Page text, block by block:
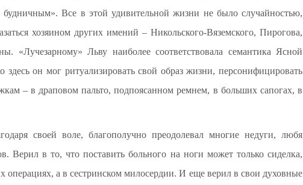
будничным». Все в этой удивительной жизни не было случайностью,
хозяином других имений – Никольского-Вяземского, Пирогова,
Льву наиболее соответствовала семантика Ясной
он мог ритуализировать свой образ жизни, персонифицировать
– в драповом пальто, подпоясанном ремнем, в больших сапогах, в
своей воле, благополучно преодолевал многие недуги, любя
Верил в то, что поставить больного на ноги может только сиделка,
операциях, а в сестринском милосердии. И еще верил в свои духовные